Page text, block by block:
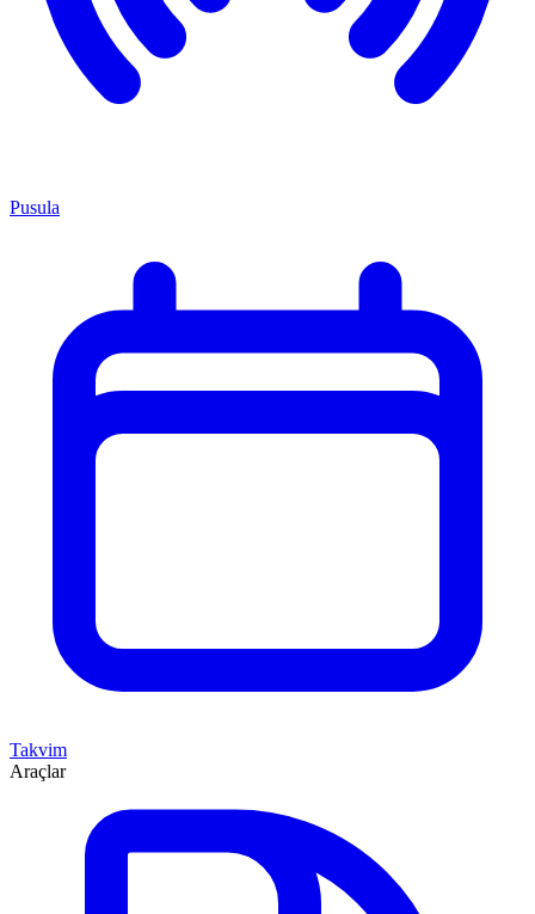
Pusula
Takvim
Araçlar